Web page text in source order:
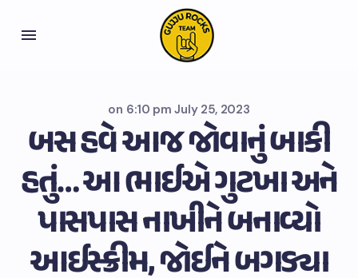
on 6:10 pm July 25, 2023
બસ હવે આજ જોવાનું બાકી
હતું… આ ભાઈએ ગુટખા અને
પાસપાસ નાખીને બનાવ્યો
આઈસ્ક્રીમ, જોઈને બગડ્યા